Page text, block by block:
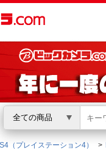
全ての商品
は
ログイン
（プレイステーション4）